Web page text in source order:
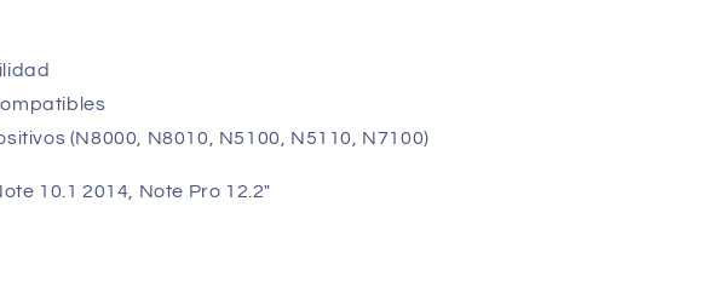
(N8000, N8010, N5100, N5110, N7100)
10.1 2014, Note Pro 12.2"